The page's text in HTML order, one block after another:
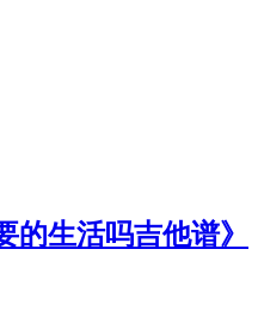
的生活吗吉他谱》